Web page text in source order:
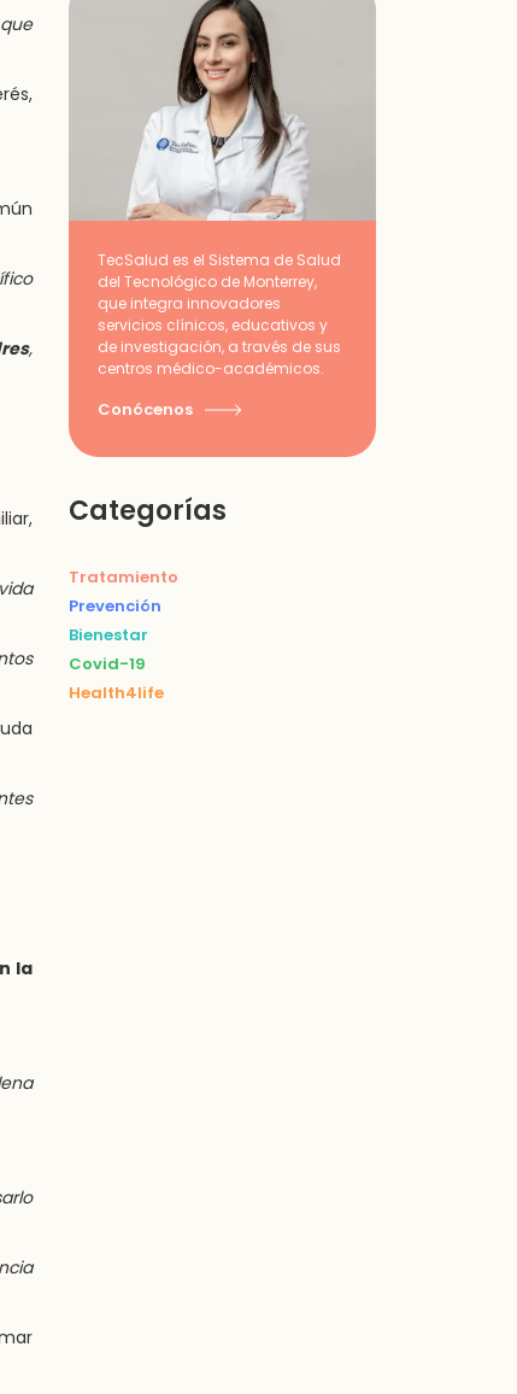
,
la
TecSalud es el Sistema de Salud
del Tecnológico de Monterrey,
que integra innovadores
servicios clínicos, educativos y
de investigación, a través de sus
centros médico-académicos.
Conócenos
Categorías
Tratamiento
Prevención
Bienestar
Covid-19
Health4life